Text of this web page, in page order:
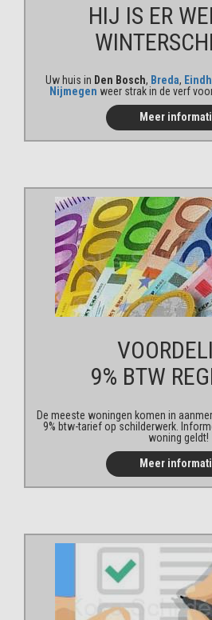
HIJ IS ER
WINTER
Uw huis in Den Bosch, Breda,
Nijmegen weer strak in de verf
Meer
9% BTW
De meeste woningen komen in
9% btw-tarief op schilderwerk.
woning geldt!
Meer